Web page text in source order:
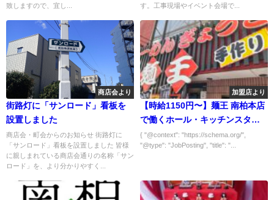
致しますので、宜し...
す。工事現場やイベント会場で...
商店会より
街路灯に「サンロード」看板を
設置しました
商店会・町会からのお知らせ 街路灯に
「サンロード」看板を設置しました 皆様
に親しまれている商店会通りの名称「サン
ロード」を、より分かりやすく...
加盟店より
【時給1150円〜】麺王 南柏本店
で働くホール・キッチンスタッ
フ募集！美味しいまかない付
{ "@context": "https://schema.org/",
"@type": "JobPosting", "title": "...